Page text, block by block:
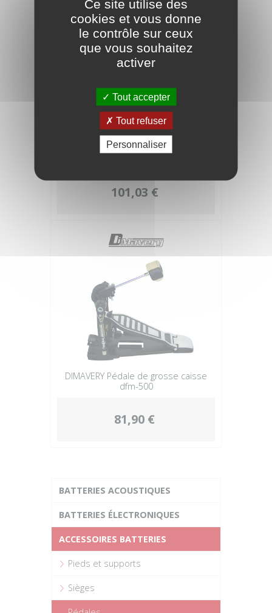
101,03 €
DIMAVERY Pédale de grosse caisse
dfm-500
81,90 €
BATTERIES ACOUSTIQUES
BATTERIES ÉLECTRONIQUES
ACCESSOIRES BATTERIES
Pieds et supports
Sièges
Ce site utilise des
cookies et vous donne
le contrôle sur ceux
que vous souhaitez
activer
Tout accepter
Tout refuser
Personnaliser